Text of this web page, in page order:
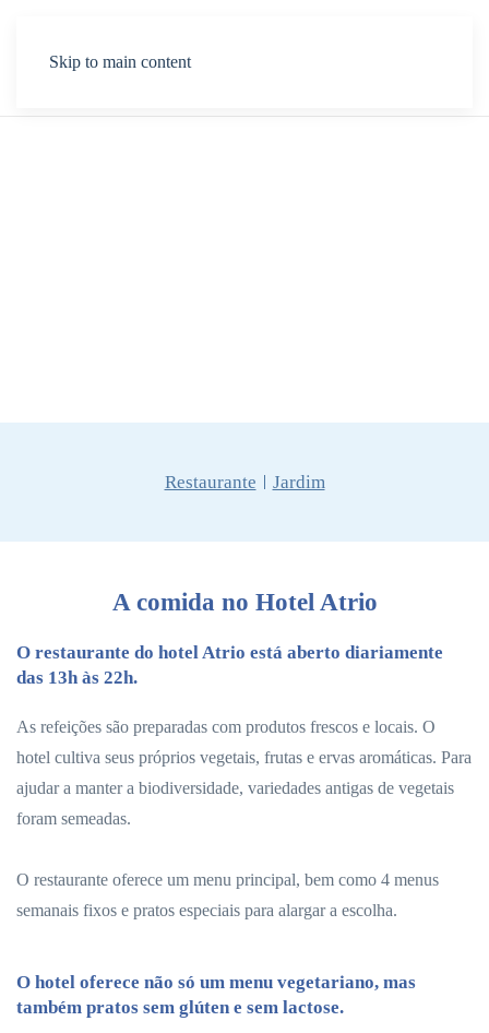
Skip to main content
Menu
Restaurante Jardim
A comida no Hotel Atrio
O restaurante do hotel Atrio está aberto diariamente
das 13h às 22h.
As refeições são preparadas com produtos frescos e locais. O
hotel cultiva seus próprios vegetais, frutas e ervas aromáticas. Para
ajudar a manter a biodiversidade, variedades antigas de vegetais
foram semeadas.
O restaurante oferece um menu principal, bem como 4 menus
semanais fixos e pratos especiais para alargar a escolha.
O hotel oferece não só um menu vegetariano, mas
também pratos sem glúten e sem lactose.